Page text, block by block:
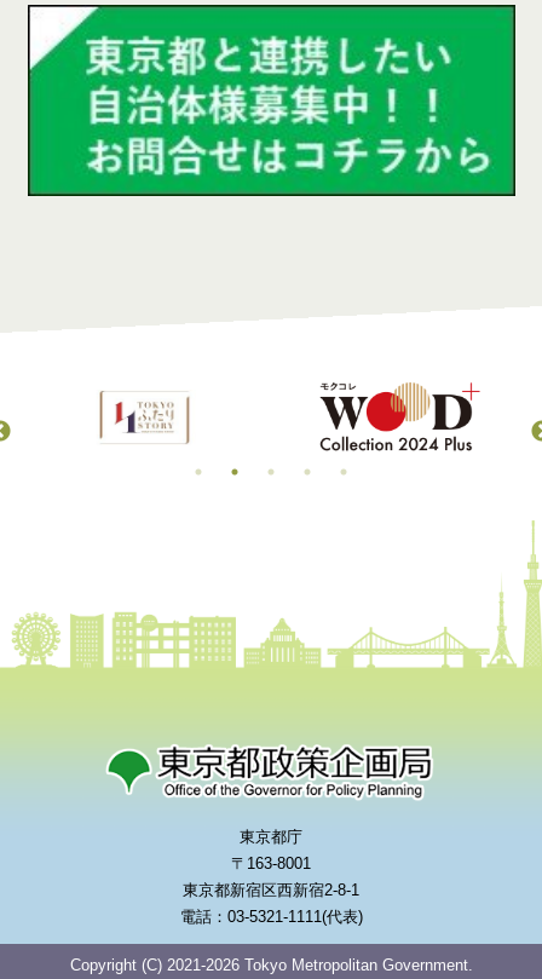
東京都庁
〒163-8001
東京都新宿区西新宿2-8-1
電話：03-5321-1111(代表)
Copyright (C) 2021-2026 Tokyo Metropolitan Government.